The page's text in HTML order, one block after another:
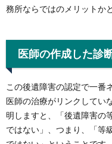
務所ならではのメリットか
医師の作成した診
この後遺障害の認定で一番
医師の治療がリンクしてい
明しますと、「後遺障害の
ではない」、つまり、「等